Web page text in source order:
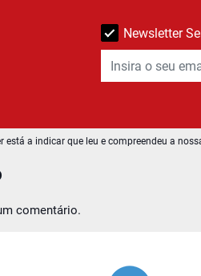
comentário.
Newsletter
está a indicar que leu e compreendeu a